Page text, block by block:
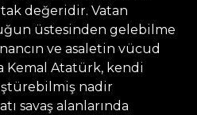
değeridir. Vatan
üstesinden gelebilme
ve asaletin vücud
Kemal Atatürk, kendi
nadir
savaş alanlarında